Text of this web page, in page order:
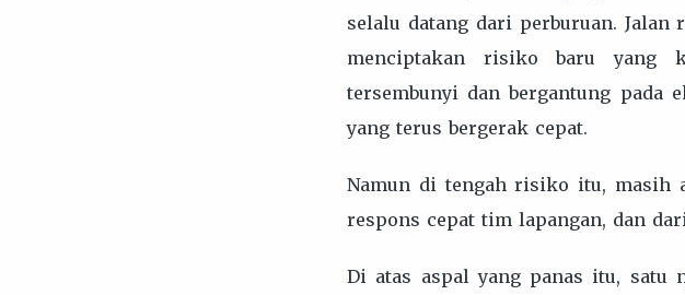
selalu datang dari perburuan. Jalan
menciptakan risiko baru yang
tersembunyi dan bergantung pada
yang terus bergerak cepat.
Namun di tengah risiko itu, masih
respons cepat tim lapangan, dan
Di atas aspal yang panas itu, satu